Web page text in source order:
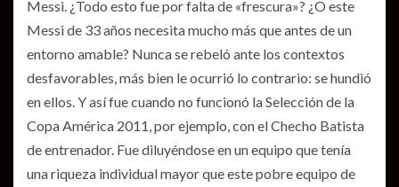
Messi. ¿Todo esto fue por falta de «frescura»? ¿O este
Messi de 33 años necesita mucho más que antes de un
entorno amable? Nunca se rebeló ante los contextos
desfavorables, más bien le ocurrió lo contrario: se hundió
en ellos. Y así fue cuando no funcionó la Selección de la
Copa América 2011, por ejemplo, con el Checho Batista
de entrenador. Fue diluyéndose en un equipo que tenía
una riqueza individual mayor que este pobre equipo de